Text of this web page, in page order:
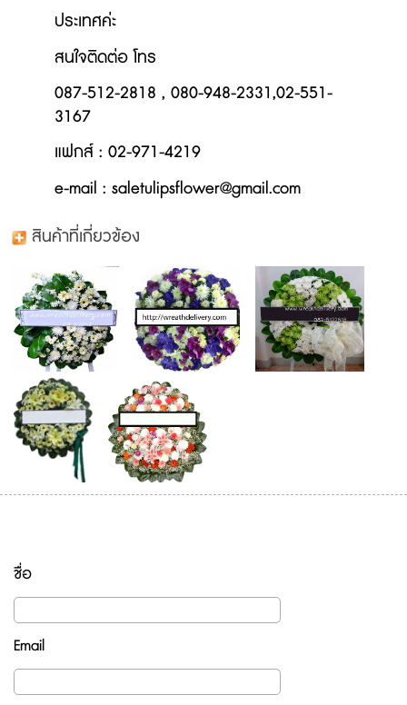
ประเทศค่ะ
สนใจติดต่อโทร
087-512-2818 , 080-948-2331,02-551-
3167
แฟกส์ : 02-971-4219
e-mail : saletulipsflower@gmail.com
สินค้าที่เกี่ยวข้อง
ชื่อ
Email